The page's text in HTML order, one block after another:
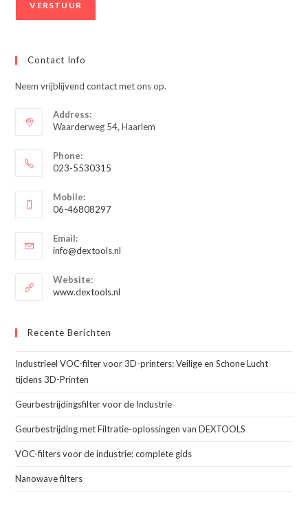
Contact Info
Neem vrijblijvend contact met ons op.
Address:
Waarderweg 54, Haarlem
Phone:
023-5530315
in
je
toepassing
Mobile:
06-46808297
in
je
toepassing
Email:
info@dextools.nl
Website:
www.dextools.nl
Recente Berichten
Industrieel VOC-filter voor 3D-printers: Veilige en Schone Lucht
tijdens 3D-Printen
Geurbestrijdingsfilter voor de Industrie
Geurbestrijding met Filtratie-oplossingen van DEXTOOLS
VOC-filters voor de industrie: complete gids
Nanowave filters